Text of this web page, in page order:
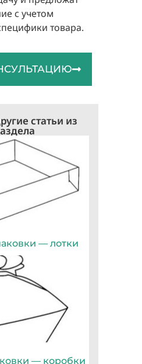
с учетом
товара.
статьи из
— лотки
— коробки